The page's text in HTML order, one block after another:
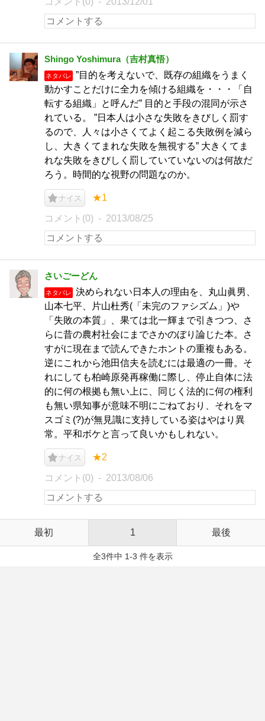
Shingo Yoshimura（吉村真悟）
ネタバレ
”目的を考えないで、既存の組織をうまく
動かすことだけに全力を傾ける組織を・・・「自
転する組織」と呼んだ” 目的と手段の混同が示さ
れている。 ”日本人は小さな失敗をきびしく罰す
るので、人々は小さくてよく起こる失敗例を減ら
し、大きくてまれな失敗を無視する” 大きくてま
れな失敗をきびしく罰していていないのは何故だ
ろう。時間的な視野の問題なのか。
ナイス ★1
コメント(0) 2013/08/25
さいごーどん
ネタバレ
決められない日本人の理由を、丸山眞男、
山本七平、片山杜秀(「未完のファシズム」)や
「失敗の本質」、果ては北一輝まで引きつつ、さ
らに昔の農村社会にまでさかのぼり論じた本。さ
すがに現在まで読んできたホントの重複もある。
逆にこれから池田信夫を読むには最適の一冊。そ
れにしても柏崎原発再稼働に際し、停止自体に法
的に何の根拠も無い上に、同じく法的に何の権利
も無い県知事が意味不明にごねており、それをマ
スゴミ(?)が無見識に支持している姿はやはり異
常。平和ボケと言って良いかもしれない。
ナイス ★2
コメント(0) 2013/08/06
最初 1 最後
全3件中 1-3 件を表示